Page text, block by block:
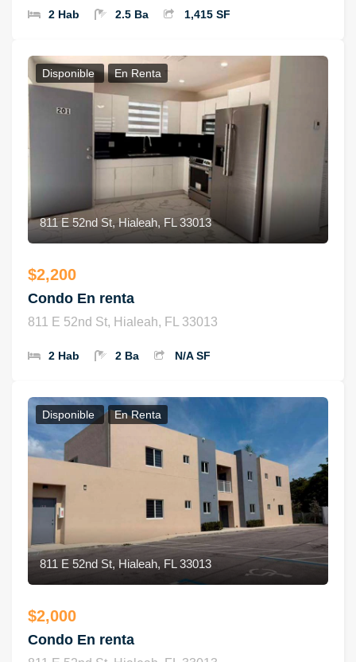
2 Hab 2.5 Ba 1,415 SF
Disponible En Renta
811 E 52nd St, Hialeah, FL 33013
$2,200
Condo En renta
811 E 52nd St, Hialeah, FL 33013
2 Hab 2 Ba N/A SF
Disponible En Renta
811 E 52nd St, Hialeah, FL 33013
$2,000
Condo En renta